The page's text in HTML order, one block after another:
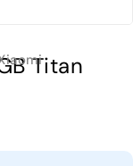
Titan